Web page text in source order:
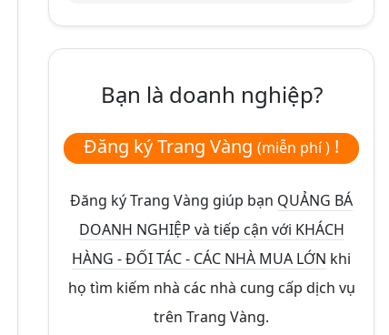
Bạn là doanh nghiệp?
Đăng ký Trang Vàng (miễn phí ) !
Đăng ký Trang Vàng giúp bạn QUẢNG BÁ
DOANH NGHIỆP và tiếp cận với KHÁCH
HÀNG - ĐỐI TÁC - CÁC NHÀ MUA LỚN khi
họ tìm kiếm nhà các nhà cung cấp dịch vụ
trên Trang Vàng.